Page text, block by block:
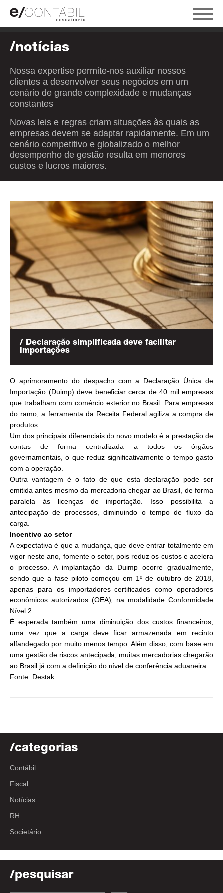
/notícias
Nossa expertise permite-nos auxiliar nossos
clientes a desenvolver seus negócios em um
cenário de grande complexidade e mudanças
constantes
Novas leis e regras criam situações às quais as
empresas devem se adaptar rapidamente. Em um
cenário competitivo e globalizado o melhor
desempenho de gestão resulta em menores
custos e lucros maiores.
/categorias
Contábil
Fiscal
Notícias
RH
Societário
/pesquisar
/ Declaração simplificada deve facilitar
importações
O aprimoramento do despacho com a Declaração Única de
Importação (Duimp) deve beneficiar cerca de 40 mil empresas
que trabalham com comércio exterior no Brasil. Para empresas
do ramo, a ferramenta da Receita Federal agiliza a compra de
produtos.
Um dos principais diferenciais do novo modelo é a prestação de
contas de forma centralizada a todos os órgãos
governamentais, o que reduz significativamente o tempo gasto
com a operação.
Outra vantagem é o fato de que esta declaração pode ser
emitida antes mesmo da mercadoria chegar ao Brasil, de forma
paralela às licenças de importação. Isso possibilita a
antecipação de processos, diminuindo o tempo de fluxo da
carga.
Incentivo ao setor
A expectativa é que a mudança, que deve entrar totalmente em
vigor neste ano, fomente o setor, pois reduz os custos e acelera
o processo. A implantação da Duimp ocorre gradualmente,
sendo que a fase piloto começou em 1º de outubro de 2018,
apenas para os importadores certificados como operadores
econômicos autorizados (OEA), na modalidade Conformidade
Nível 2.
É esperada também uma diminuição dos custos financeiros,
uma vez que a carga deve ficar armazenada em recinto
alfandegado por muito menos tempo. Além disso, com base em
uma gestão de riscos antecipada, muitas mercadorias chegarão
ao Brasil já com a definição do nível de conferência aduaneira.
Fonte: Destak